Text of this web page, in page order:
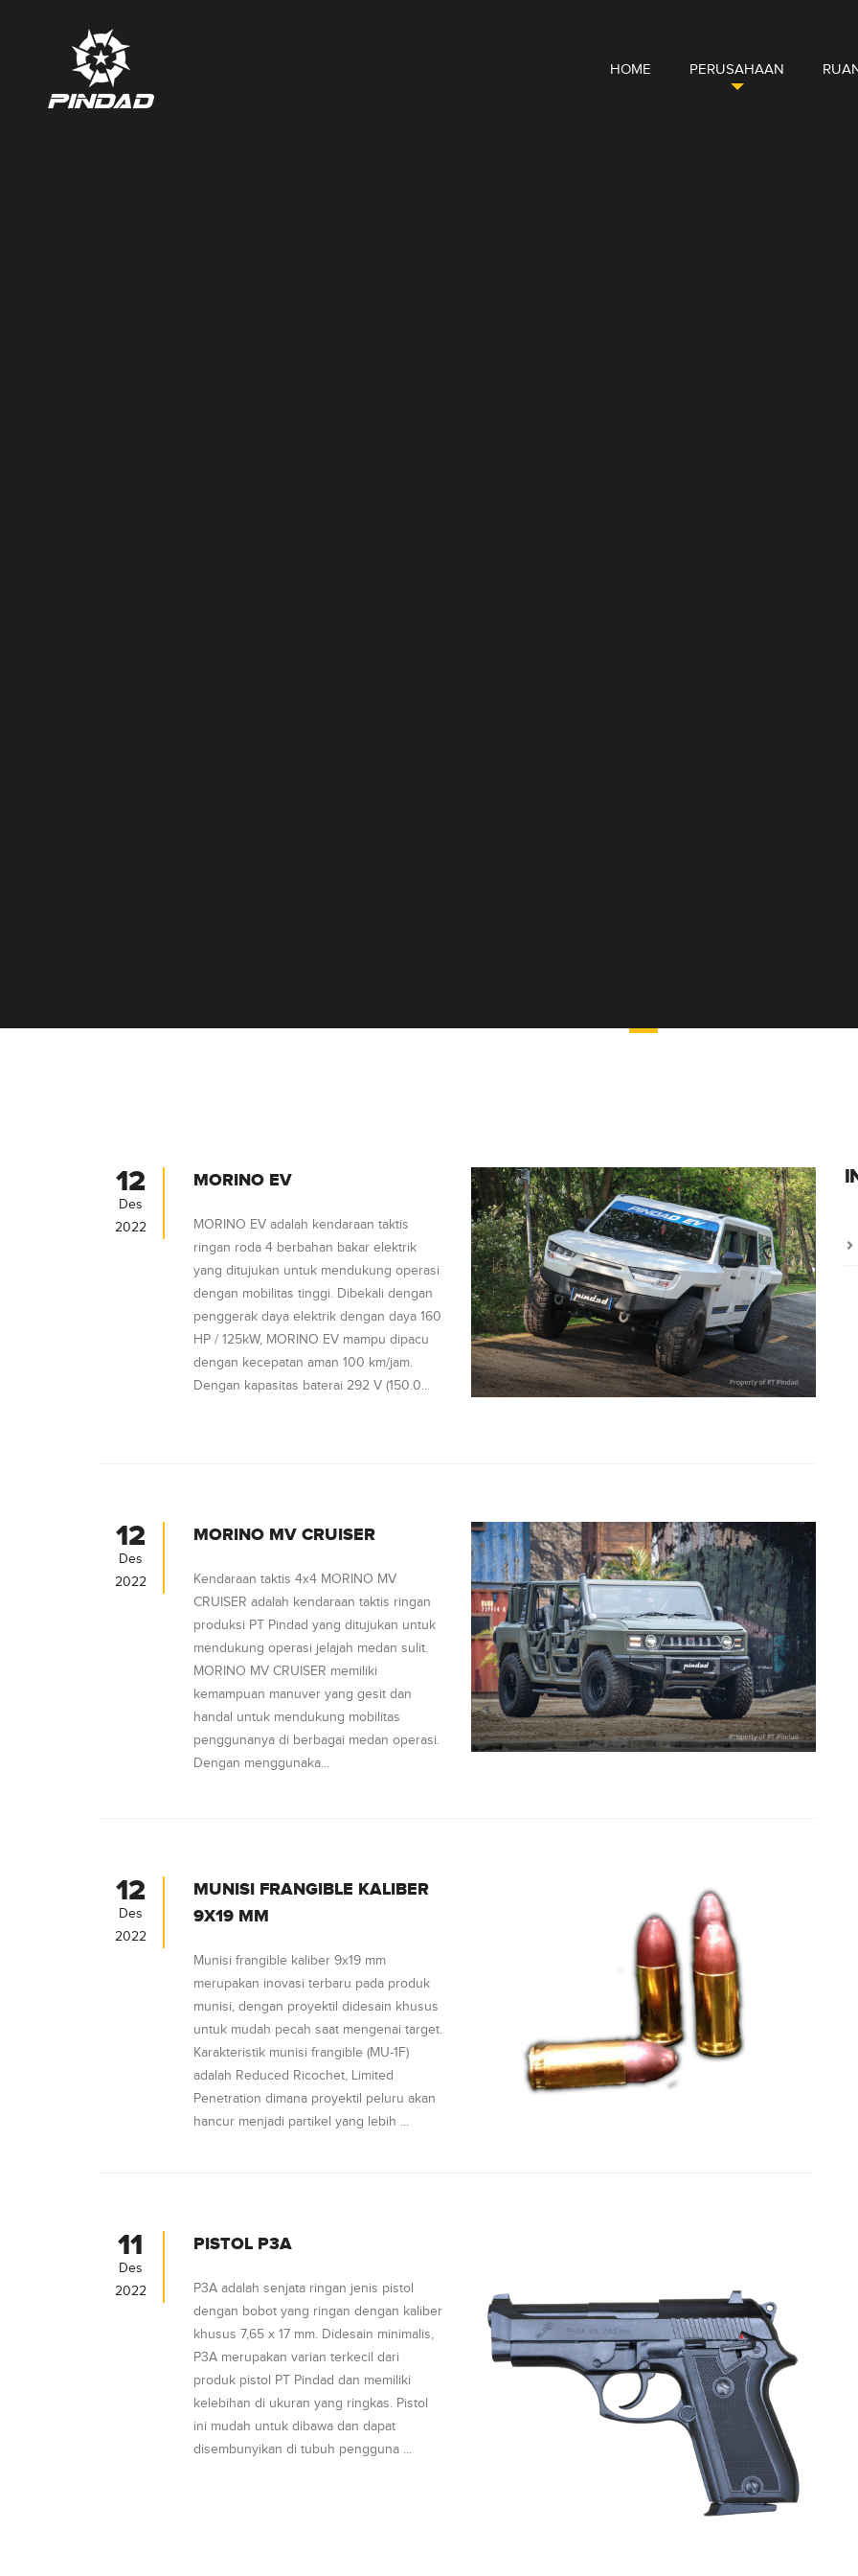
HOME PERUSAHAAN
12
Des
2022
MORINO EV
MORINO EV adalah kendaraan taktis
ringan roda 4 berbahan bakar elektrik
yang ditujukan untuk mendukung operasi
dengan mobilitas tinggi. Dibekali dengan
penggerak daya elektrik dengan daya 160
HP / 125kW, MORINO EV mampu dipacu
dengan kecepatan aman 100 km/jam.
Dengan kapasitas baterai 292 V (150.0...
12
Des
2022
MORINO MV CRUISER
Kendaraan taktis 4x4 MORINO MV
CRUISER adalah kendaraan taktis ringan
produksi PT Pindad yang ditujukan untuk
mendukung operasi jelajah medan sulit.
MORINO MV CRUISER memiliki
kemampuan manuver yang gesit dan
handal untuk mendukung mobilitas
penggunanya di berbagai medan operasi.
Dengan menggunaka...
12
Des
2022
MUNISI FRANGIBLE KALIBER
9X19 MM
Munisi frangible kaliber 9x19 mm
merupakan inovasi terbaru pada produk
munisi, dengan proyektil didesain khusus
untuk mudah pecah saat mengenai target.
Karakteristik munisi frangible (MU-1F)
adalah Reduced Ricochet, Limited
Penetration dimana proyektil peluru akan
hancur menjadi partikel yang lebih ...
11
Des
2022
PISTOL P3A
P3A adalah senjata ringan jenis pistol
dengan bobot yang ringan dengan kaliber
khusus 7,65 x 17 mm. Didesain minimalis,
P3A merupakan varian terkecil dari
produk pistol PT Pindad dan memiliki
kelebihan di ukuran yang ringkas. Pistol
ini mudah untuk dibawa dan dapat
disembunyikan di tubuh pengguna ...